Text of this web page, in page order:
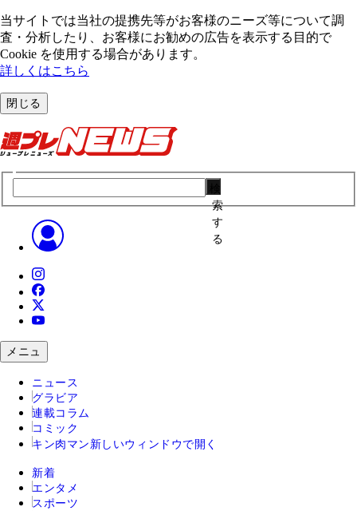
当サイトでは当社の提携先等がお客様のニーズ等について調
査・分析したり、お客様にお勧めの広告を表⽰する⽬的で
Cookie を使⽤する場合があります。
詳しくはこちら
閉じる
索
す
る
メニュ
ニュース
グラビア
連載コラム
コミック
キン肉マン 新しいウィンドウで開く
新着
エンタメ
スポーツ